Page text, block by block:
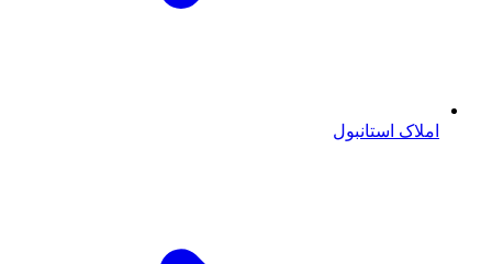
املاک استانبول